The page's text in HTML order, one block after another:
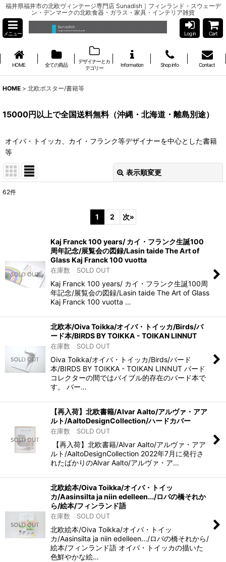
福井県福井市の北欧ヴィンテージ専門店 Sunadish｜フィンランド・スウェーデ
ン・デンマークの北欧食器・ガラス・家具・インテリア雑貨
メニュー Log in Cart
HOME 全ての商品
デザイナーとカ
テゴリー
Information Shop info Contact
HOME > 北欧ポスター/書籍等
15000円以上で全国送料無料（沖縄・北海道・離島別途）
オイバ・トイッカ、カイ・フランク等デザイナーを中心とした書籍
等
表示順変更
絞り込む
62件
1 2 次»
Kaj Franck 100 years/ カイ・フランク生誕100
周年記念/展覧会の図録/Lasin taide The Art of
Glass Kaj Franck 100 vuotta
在庫数 SOLD OUT
Kaj Franck 100 years/ カイ・フランク生誕100周
年記念/展覧会の図録/Lasin taide The Art of Glass
Kaj Franck 100 vuotta …
北欧本/Oiva Toikka/オイバ・トイッカ/Birds/バ
ード本/BIRDS BY TOIKKA - TOIKAN LINNUT
在庫数 SOLD OUT
Oiva Toikka/オイバ・トイッカ/Birds/バード
本/BIRDS BY TOIKKA - TOIKAN LINNUT バード
コレクターの間ではバイブル的存在のバード本で
す。 バー…
【再入荷】北欧書籍/Alvar Aalto/アルヴァ・アア
ルト/AaltoDesignCollection/ハードカバー
在庫数 SOLD OUT
【再入荷】北欧書籍/Alvar Aalto/アルヴァ・アア
ルト/AaltoDesignCollection 2022年7月に発行さ
れたばかりのAlvar Aalto/アルヴァ・ア…
北欧絵本/Oiva Toikka/オイバ・トイッ
カ/Aasinsilta ja niin edelleen.../ロバの橋それか
ら/絵本/フィンランド語
在庫数 SOLD OUT
北欧絵本/Oiva Toikka/オイバ・トイッ
カ/Aasinsilta ja niin edelleen.../ロバの橋それから/
絵本/フィンランド語 オイバ・トイッカの描いた
色鮮やかな絵…